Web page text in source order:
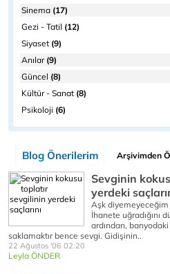
Sinema (17)
Gezi - Tatil (12)
Siyaset (9)
Anılar(9)
Güncel (8)
Kültür - Sanat (8)
Psikoloji (6)
Blog Önerilerim Arşivimden
Sevginin
yerdeki
Aşk
İhanete uğradığını
ardından, banyodaki
saklamaktır bence sevgi. Gidişinin..
22 Ağustos '06 02:20
Leyla ÖNDER